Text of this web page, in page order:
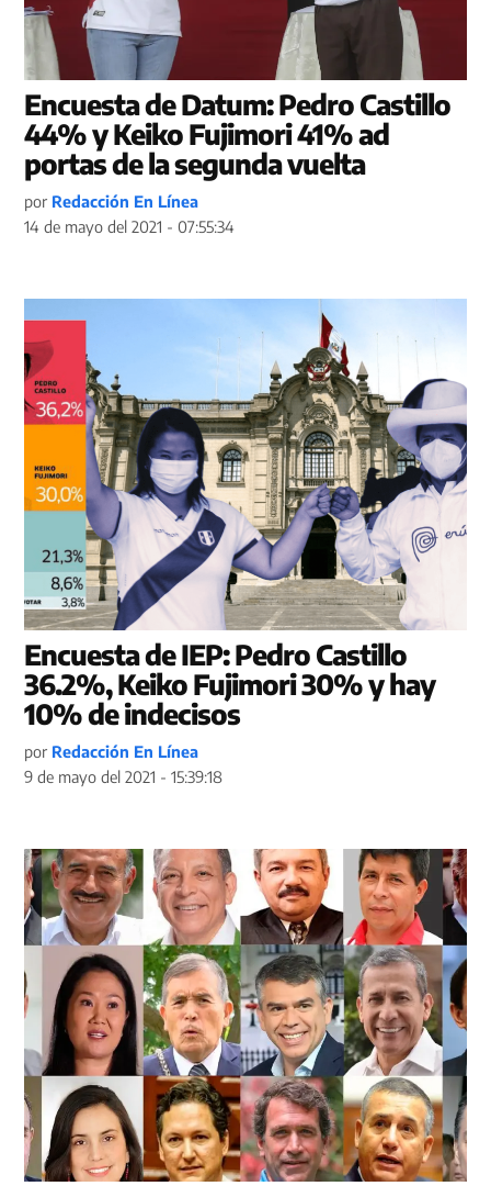
Encuesta de Datum: Pedro Castillo
44% y Keiko Fujimori 41% ad
portas de la segunda vuelta
por Redacción En Línea
14 de mayo del 2021 - 07:55:34
Encuesta de IEP: Pedro Castillo
36.2%, Keiko Fujimori 30% y hay
10% de indecisos
por Redacción En Línea
9 de mayo del 2021 - 15:39:18